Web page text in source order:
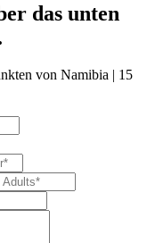
das unten
von Namibia | 15